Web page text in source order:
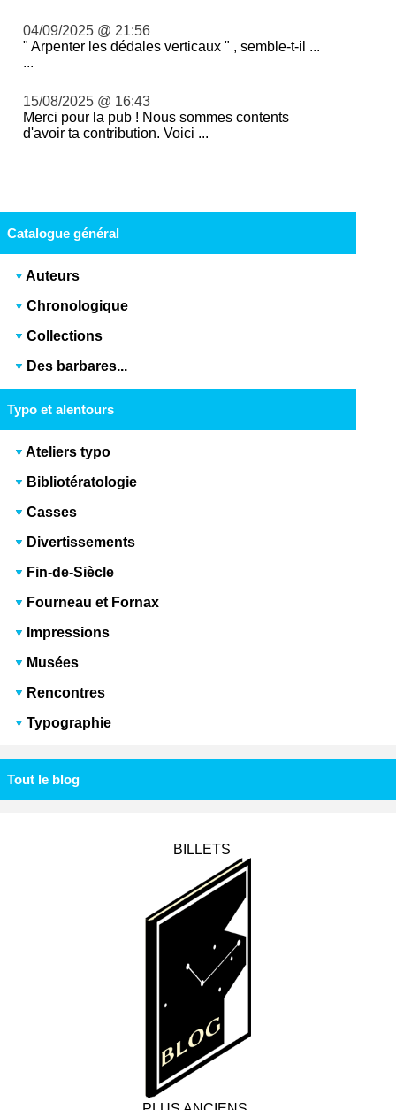
04/09/2025 @ 21:56
" Arpenter les dédales verticaux " , semble-t-il ...
...
15/08/2025 @ 16:43
Merci pour la pub ! Nous sommes contents
d'avoir ta contribution. Voici ...
Catalogue général
Auteurs
Chronologique
Collections
Des barbares...
Typo et alentours
Ateliers typo
Bibliotératologie
Casses
Divertissements
Fin-de-Siècle
Fourneau et Fornax
Impressions
Musées
Rencontres
Typographie
Tout le blog
BILLETS